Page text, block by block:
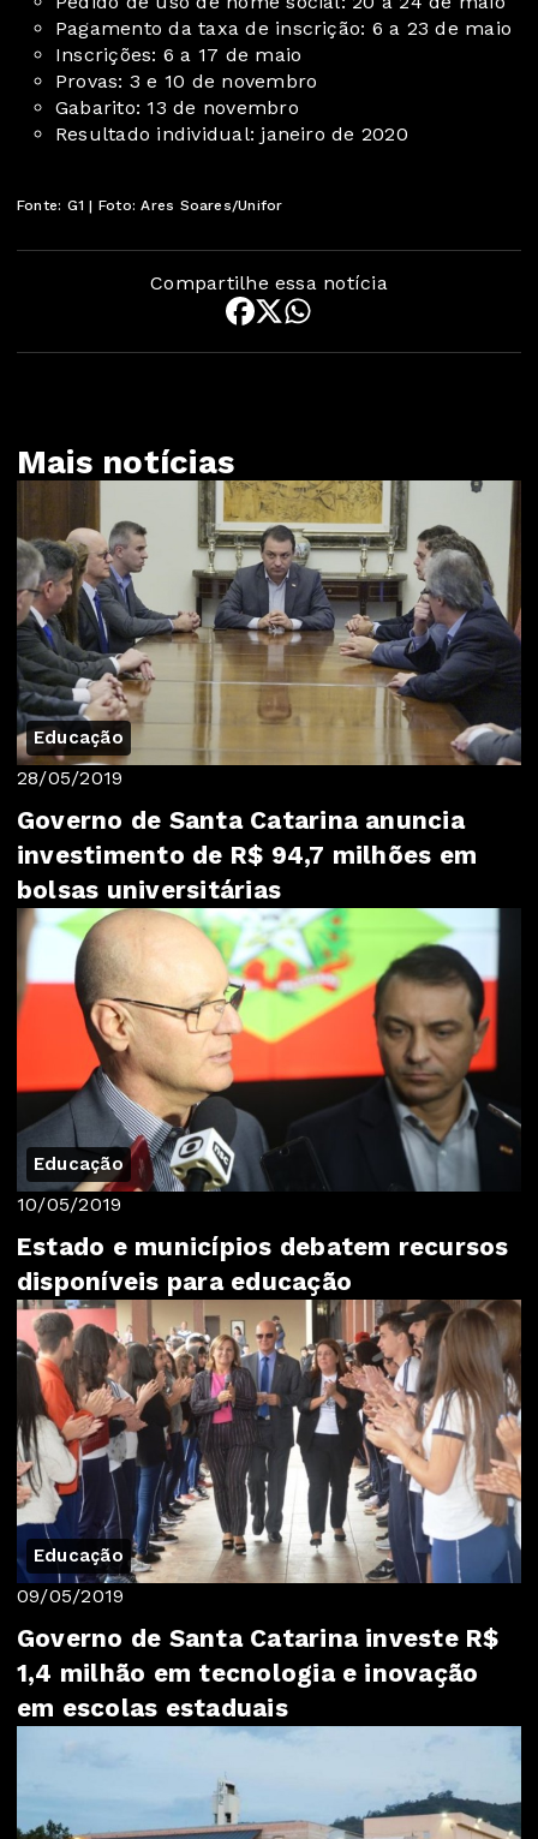
Pagamento da taxa de inscrição: 6 a 23 de maio
Inscrições: 6 a 17 de maio
Provas: 3 e 10 de novembro
Gabarito: 13 de novembro
Resultado individual: janeiro de 2020
Fonte: G1 | Foto: Ares Soares/Unifor
Compartilhe essa notícia
Mais notícias
Educação
28/05/2019
Governo de Santa Catarina anuncia
investimento de R$ 94,7 milhões em
bolsas universitárias
Educação
10/05/2019
Estado e municípios debatem recursos
disponíveis para educação
Educação
09/05/2019
Governo de Santa Catarina investe R$
1,4 milhão em tecnologia e inovação
em escolas estaduais